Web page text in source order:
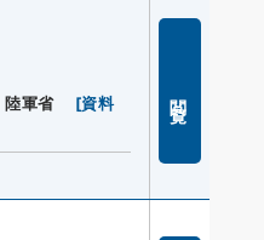
陸軍省 [資料